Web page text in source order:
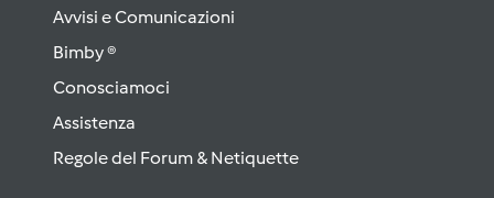
Avvisi e Comunicazioni
Bimby ®
Conosciamoci
Assistenza
Regole del Forum & Netiquette